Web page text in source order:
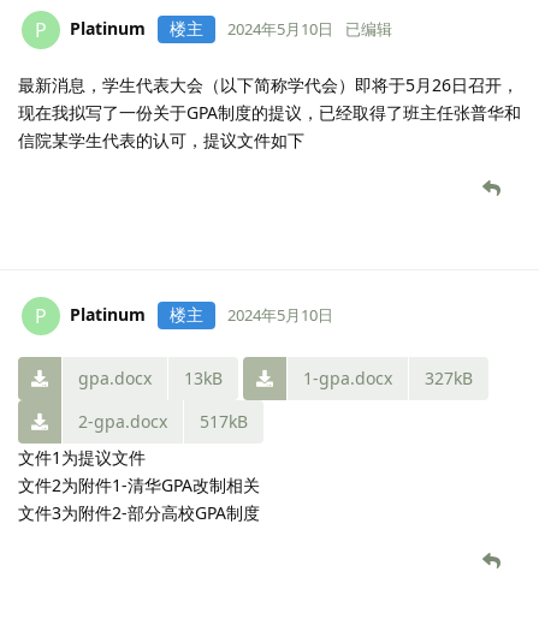
P Platinum 楼主 2024年5月10日 已编辑
最新消息，学生代表大会（以下简称学代会）即将于5月26日召开，
现在我拟写了一份关于GPA制度的提议，已经取得了班主任张普华和
信院某学生代表的认可，提议文件如下
P Platinum 楼主 2024年5月10日
gpa.docx 13kB 1-gpa.docx
327kB
2-gpa.docx
517kB
文件1为提议文件
文件2为附件1-清华GPA改制相关
文件3为附件2-部分高校GPA制度